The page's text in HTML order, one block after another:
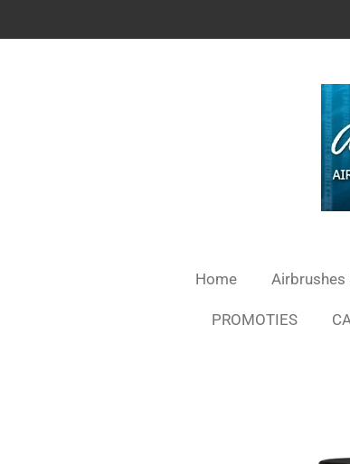
direct
Home Airbrushes
PROMOTIES